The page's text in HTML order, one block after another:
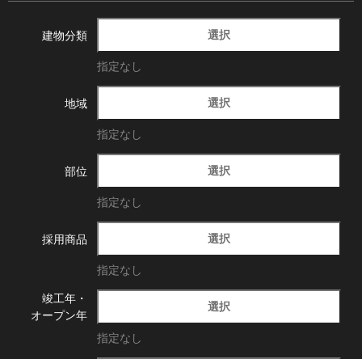
建物分類 選択
指定なし
地域 選択
指定なし
部位 選択
指定なし
採用商品 選択
指定なし
竣工年・
オープン年
選択
指定なし